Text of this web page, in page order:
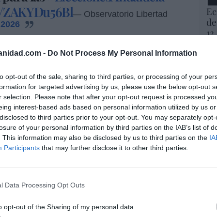
- Do Not Process My Personal Information
opt-out of the sale, sharing to third parties, or processing of your
for targeted advertising by us, please use the below opt-out
selection. Please note that after your opt-out request is processed
interest-based ads based on personal information utilized by us
to third parties prior to your opt-out. You may separately
of your personal information by third parties on the IAB’s list of
This information may also be disclosed by us to third parties on the
Participants that may further disclose it to other third parties.
Data Processing Opt Outs
opt-out of the Sharing of my personal data.
— Observatorio Libertad
para la Libertad Religiosa y de Conciencia
es la comunidad autónoma con más
con 24, y ha encabezado este ránking en
algunos de esos sucesos, como cuando
2026, un hombre intentó agredir con un
porque había "sentido la llamada" y "los
en Málaga, en marzo de 2026, una
en un hospital público que estaba
del Observatorio para la Libertad
próximo 17 de mayo los andaluces
antes los candidatos deben responder a
a hacer para frenar los ataques a la libertad
y